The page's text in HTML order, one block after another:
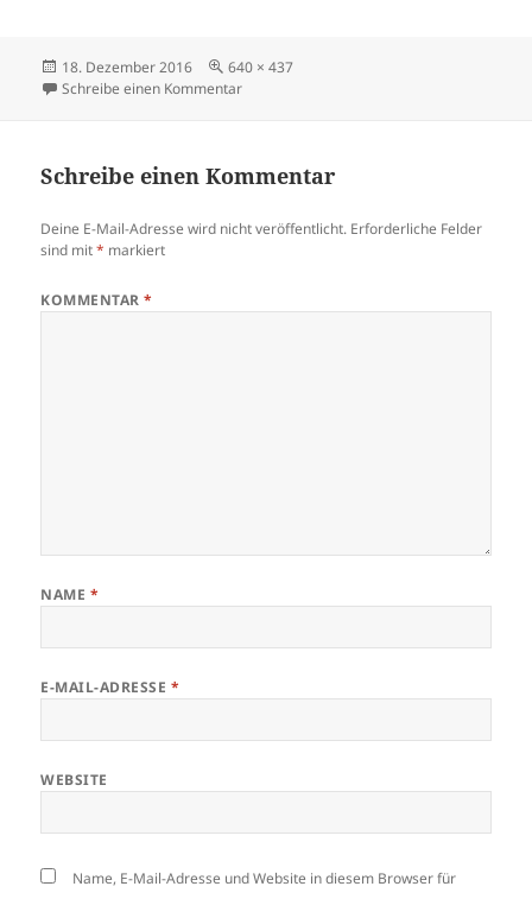
Veröffentlicht
am
18. Dezember 2016 Originalgröße
640 × 437
Schreibe einen Kommentarzu nepomuk8jahre
Schreibe einen Kommentar
Deine E-Mail-Adresse wird nicht veröffentlicht. Erforderliche Felder
sind mit* markiert
KOMMENTAR*
NAME *
E-MAIL-ADRESSE *
WEBSITE
Name, E-Mail-Adresse und Website in diesem Browser für